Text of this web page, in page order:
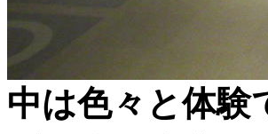
中は色々と体験